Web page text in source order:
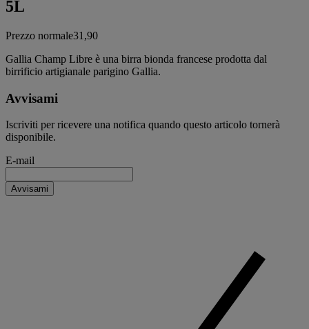
5L
Prezzo normale31,90
Gallia Champ Libre è una birra bionda francese prodotta dal
birrificio artigianale parigino Gallia.
Avvisami
Iscriviti per ricevere una notifica quando questo articolo tornerà
disponibile.
E-mail
Avvisami